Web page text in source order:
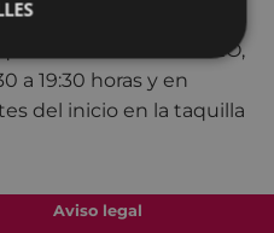
del teatro COLISEO,
a 19:30 horas y en
del inicio en la taquilla
Aviso legal